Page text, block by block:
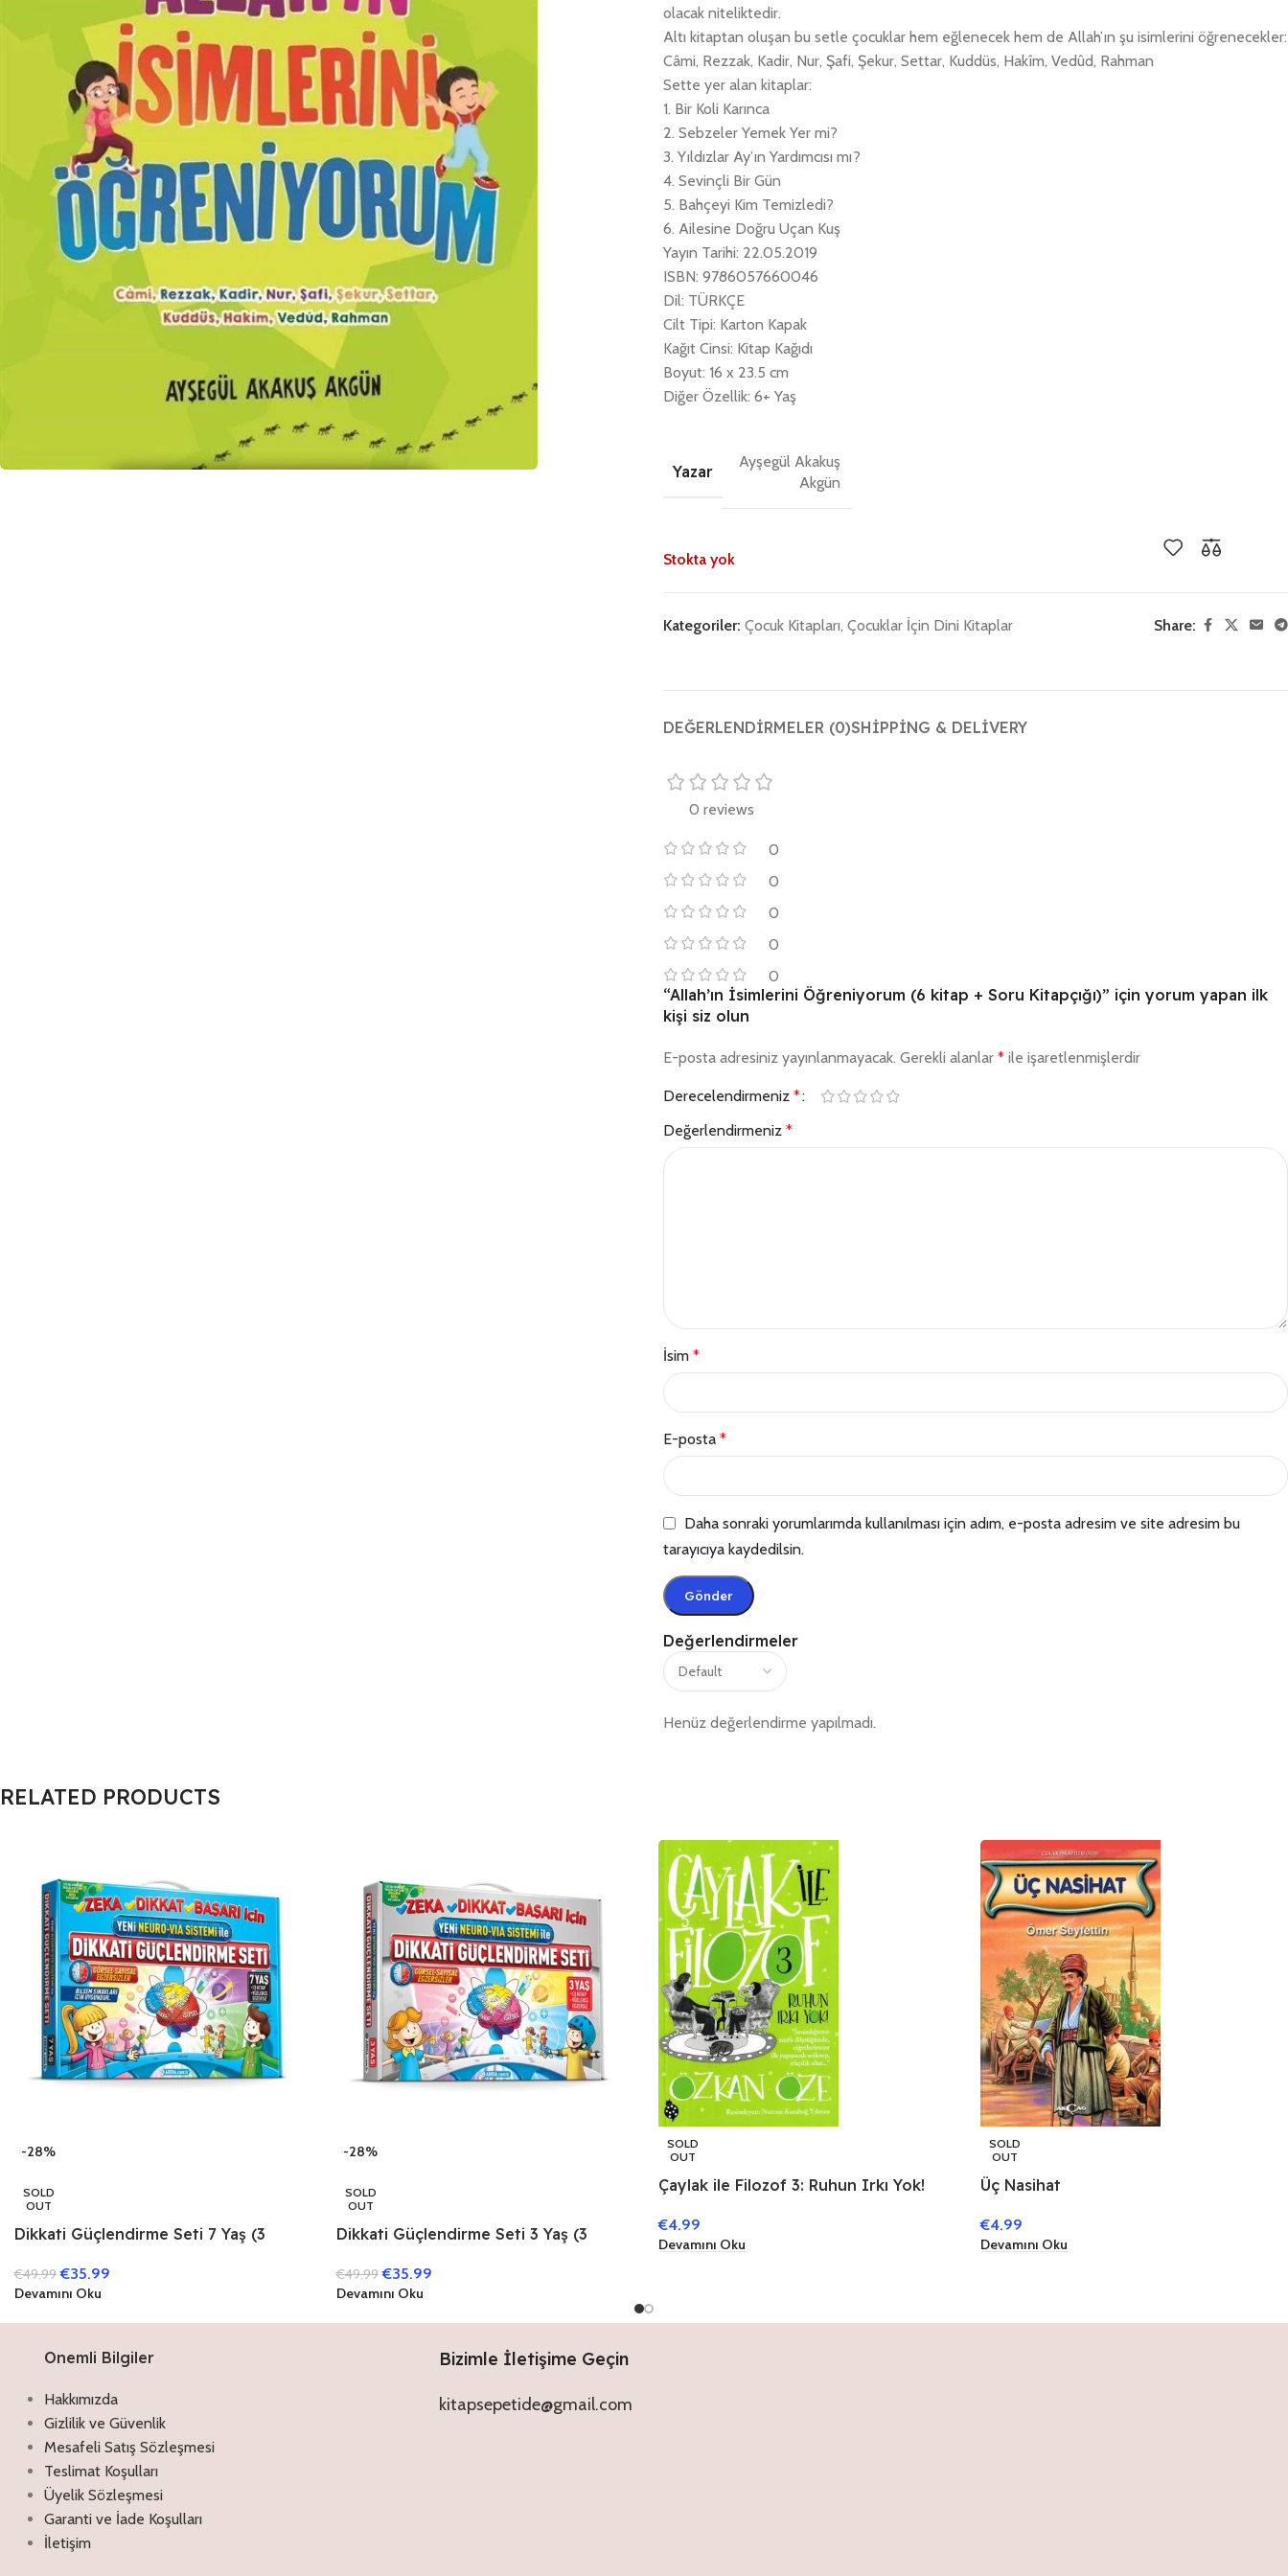
olacak niteliktedir.
Altı kitaptan oluşan bu setle çocuklar hem eğlenecek hem de Allah’ın şu isimlerini öğrenecekler:
Câmi, Rezzak, Kadir, Nur, Şafi, Şekur, Settar, Kuddüs, Hakîm, Vedûd, Rahman
Sette yer alan kitaplar:
1. Bir Koli Karınca
2. Sebzeler Yemek Yer mi?
3. Yıldızlar Ay’ın Yardımcısı mı?
4. Sevinçli Bir Gün
5. Bahçeyi Kim Temizledi?
6. Ailesine Doğru Uçan Kuş
Yayın Tarihi: 22.05.2019
ISBN: 9786057660046
Dil: TÜRKÇE
Cilt Tipi: Karton Kapak
Kağıt Cinsi: Kitap Kağıdı
Boyut: 16 x 23.5 cm
Diğer Özellik: 6+ Yaş
Yazar
Ayşegül Akakuş
Akgün
Stokta yok
Kategoriler: Çocuk Kitapları, Çocuklar İçin Dini Kitaplar Share:
DEĞERLENDIRMELER (0)SHIPPING & DELIVERY
0 reviews
0
0
0
0
0
Değerlendirmeler
Henüz değerlendirme yapılmadı.
“Allah’ın İsimlerini Öğreniyorum (6 kitap + Soru Kitapçığı)” için yorum yapan ilk
kişi siz olun
E-posta adresiniz yayınlanmayacak. Gerekli alanlar * ile işaretlenmişlerdir
Derecelendirmeniz *
Değerlendirmeniz *
İsim *
E-posta *
Daha sonraki yorumlarımda kullanılması için adım, e-posta adresim ve site adresim bu
tarayıcıya kaydedilsin.
RELATED PRODUCTS
-28%
SOLD
OUT
Dikkati Güçlendirme Seti 7 Yaş (3
€49.99 €35.99
Devamını Oku
-28%
SOLD
OUT
Dikkati Güçlendirme Seti 3 Yaş (3
€49.99 €35.99
Devamını Oku
SOLD
OUT
Çaylak ile Filozof 3: Ruhun Irkı Yok!
€4.99
Devamını Oku
SOLD
OUT
Üç Nasihat
€4.99
Devamını Oku
Onemli Bilgiler
Hakkımızda
Gizlilik ve Güvenlik
Mesafeli Satış Sözleşmesi
Teslimat Koşulları
Üyelik Sözleşmesi
Garanti ve İade Koşulları
İletişim
Bizimle İletişime Geçin
kitapsepetide@gmail.com